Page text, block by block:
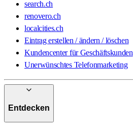
search.ch
renovero.ch
localcities.ch
Eintrag erstellen / ändern / löschen
Kundencenter für Geschäftskunden
Unerwünschtes Telefonmarketing
Entdecken